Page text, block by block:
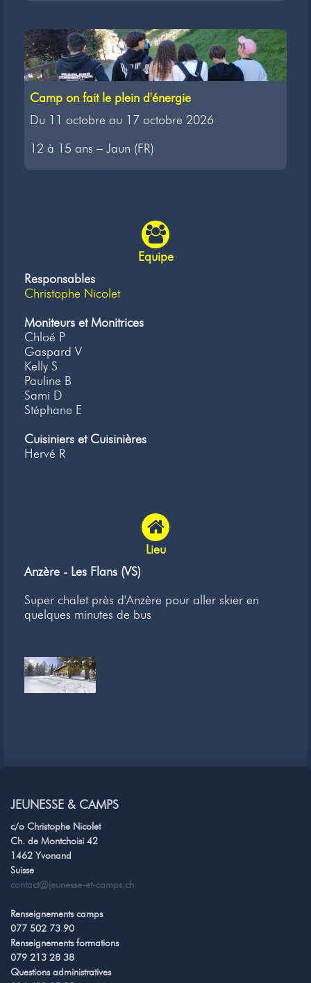
Camp on fait le plein d'énergie
Du 11 octobre au 17 octobre 2026
12 à 15 ans – Jaun (FR)
Equipe
Responsables
Christophe Nicolet
Moniteurs et Monitrices
Chloé P
Gaspard V
Kelly S
Pauline B
Sami D
Stéphane E
Cuisiniers et Cuisinières
Hervé R
Lieu
Anzère - Les Flans (VS)
Super chalet près d'Anzère pour aller skier en
quelques minutes de bus
JEUNESSE & CAMPS
c/o Christophe Nicolet
Ch. de Montchoisi 42
1462 Yvonand
Suisse
contact@jeunesse-et-camps.ch
Renseignements camps
077 502 73 90
Renseignements formations
079 213 28 38
Questions administratives